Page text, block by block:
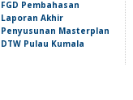
FGD Pembahasan
Laporan Akhir
Penyusunan Masterplan
DTW Pulau Kumala